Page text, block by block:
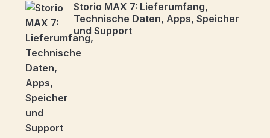
Storio MAX 7: Lieferumfang,
Technische Daten, Apps, Speicher
und Support